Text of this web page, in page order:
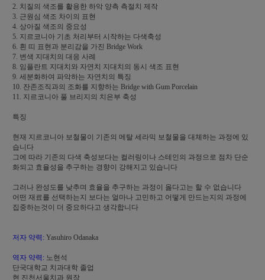
2. 치질의 색조를 활용한 하악 양측 측절치 제작
3. 근원심 색조 차이의 표현
4. 상아질 색조의 중요성
5. 지르코니아 기초 처리부터 시작하는 다색축성
6. 흰 띠 표현과 분리감을 가진 Bridge Work
7. 변색 지대치의 대응 사례
8. 임플란트 지대치와 자연치 지대치의 동시 색조 표현
9. 세분화하여 파악하는 자연치의 특징
10. 잔존조직과의 조화를 지향하는 Bridge with Gum Porcelain
11. 지르코니아 풀 브리지의 치은부 축성
특징
현재 지르코니아 보철물이 기존의 메탈 세라믹 보철물을 대체하는 과정에 있
습니다
그에 따라 기존의 다색 축성보다는 컬러링이나 스테인의 과정으로 점차 단순
화되고 효율성을 추구하는 경향이 강해지고 있습니다
그러나 완성도를 낮추며 효율을 추구하는 과정이 옳다고는 할 수 없습니다
어떤 재료를 선택하는지 보다는 얼마나 고민하고 어떻게 만드는지의 과정에
집중하는것이 더 중요하다고 생각합니다
저자 약력: Yasuhiro Odanaka
역자 약력: 노현석
단국대학교 치과대학 졸업
현 진천서울치과 원장